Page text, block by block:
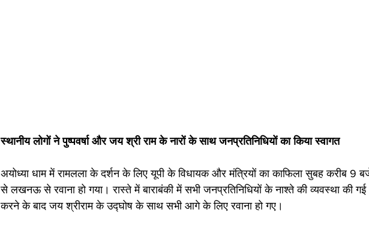
स्थानीय लोगों ने पुष्पवर्षा और जय श्री राम के नारों के साथ जनप्रतिनिधियों का किया स्वागत
अयोध्या धाम में रामलला के दर्शन के लिए यूपी के विधायक और मंत्रियों का काफिला सुबह करीब 9
से लखनऊ से रवाना हो गया। रास्ते में बाराबंकी में सभी जनप्रतिनिधियों के नाश्ते की व्यवस्था की गई
करने के बाद जय श्रीराम के उद्घोष के साथ सभी आगे के लिए रवाना हो गए।